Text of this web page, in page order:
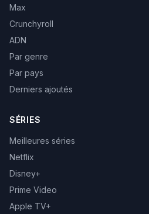
Max
Crunchyroll
ADN
Par genre
Par pays
Derniers ajoutés
SÉRIES
Meilleures séries
Netflix
Disney+
Prime Video
Apple TV+